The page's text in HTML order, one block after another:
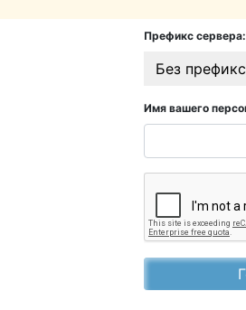
Префикс сервера:
Без
Имя вашего